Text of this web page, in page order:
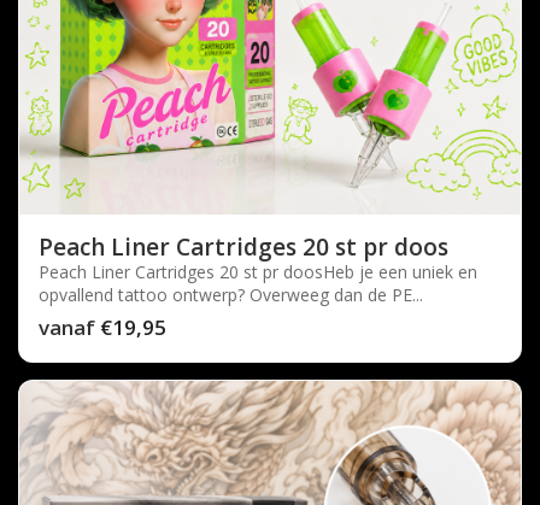
Peach Liner Cartridges 20 st pr doos
Peach Liner Cartridges 20 st pr doosHeb je een uniek en
opvallend tattoo ontwerp? Overweeg dan de PE...
vanaf €19,95